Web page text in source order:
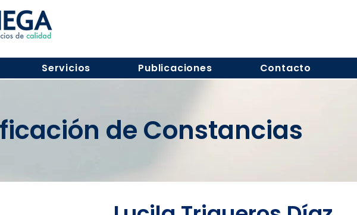
Servicios Publicaciones Contacto
de Constancias